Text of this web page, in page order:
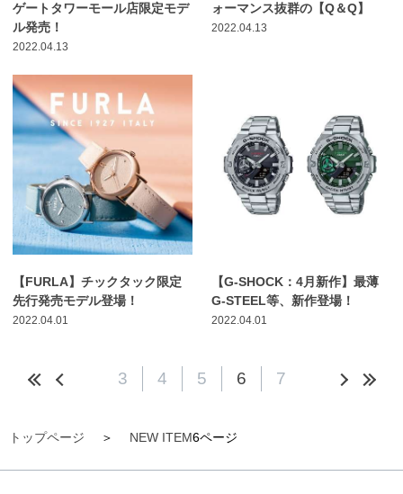
トップページ NEW ITEM6ページ
ゲートタワーモール店限定モデ
ル発売！
2022.04.13
ォーマンス抜群の【Q＆Q】
2022.04.13
【FURLA】チックタック限定
先行発売モデル登場！
2022.04.01
【G-SHOCK：4月新作】最薄
G-STEEL等、新作登場！
2022.04.01
3 4 5 6 7